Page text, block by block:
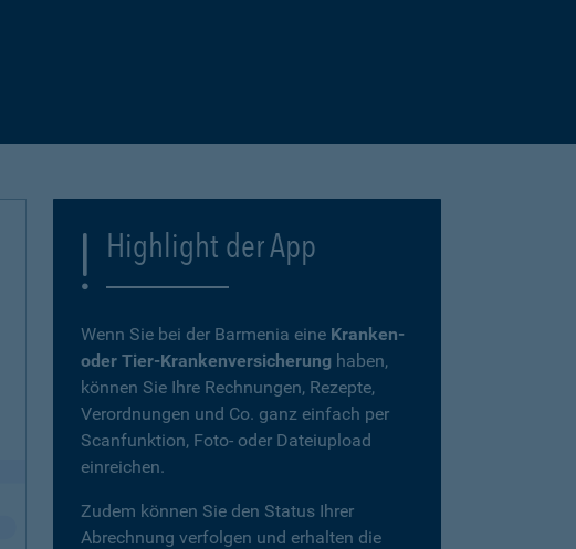
Highlight der App
Wenn Sie bei der Barmenia eine Kranken-
oder Tier-Krankenversicherung haben,
können Sie Ihre Rechnungen, Rezepte,
Verordnungen und Co. ganz einfach per
Scanfunktion, Foto- oder Dateiupload
einreichen.
Zudem können Sie den Status Ihrer
Abrechnung verfolgen und erhalten die